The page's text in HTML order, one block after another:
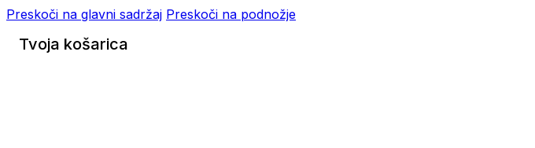
Preskoči na glavni sadržaj Preskoči na podnožje
Tvoja košarica